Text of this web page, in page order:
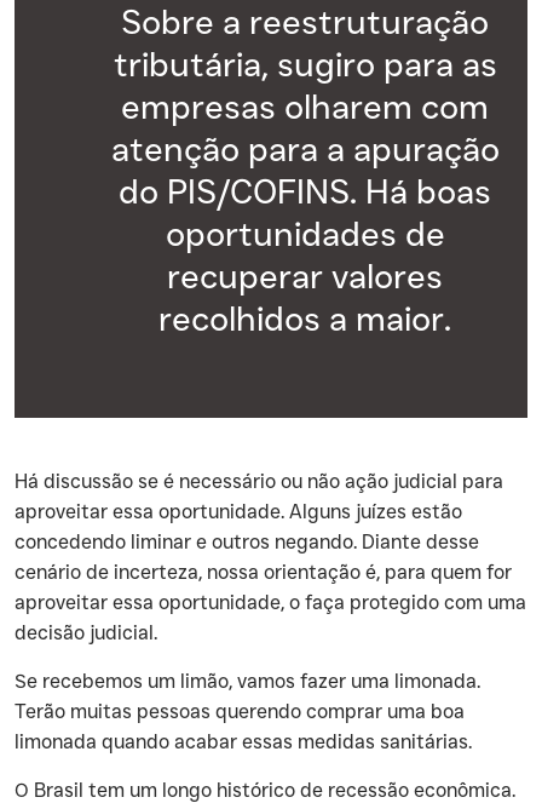
Sobre a reestruturação
tributária, sugiro para as
empresas olharem com
atenção para a apuração
do PIS/COFINS. Há boas
oportunidades de
recuperar valores
recolhidos a maior.
‍Há discussão se é necessário ou não ação judicial para
aproveitar essa oportunidade. Alguns juízes estão
concedendo liminar e outros negando. Diante desse
cenário de incerteza, nossa orientação é, para quem for
aproveitar essa oportunidade, o faça protegido com uma
decisão judicial.
‍Se recebemos um limão, vamos fazer uma limonada.
Terão muitas pessoas querendo comprar uma boa
limonada quando acabar essas medidas sanitárias.
‍O Brasil tem um longo histórico de recessão econômica.